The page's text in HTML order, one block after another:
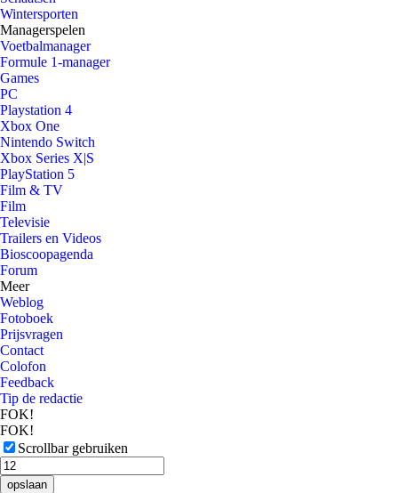
Wintersporten
Managerspelen
Voetbalmanager
Formule 1-manager
Games
PC
Playstation 4
Xbox One
Nintendo Switch
Xbox Series X|S
PlayStation 5
Film & TV
Film
Televisie
Trailers en Videos
Bioscoopagenda
Forum
Meer
Weblog
Fotoboek
Prijsvragen
Contact
Colofon
Feedback
Tip de redactie
FOK!
FOK!
Scrollbar gebruiken
opslaan